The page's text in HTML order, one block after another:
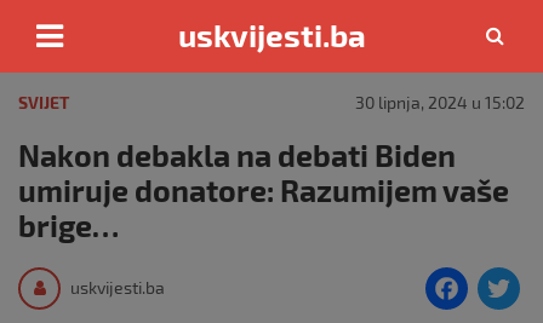
content
uskvijesti.ba
SVIJET 30 lipnja, 2024 u 15:02
Nakon debakla na debati Biden
umiruje donatore: Razumijem vaše
brige…
uskvijesti.ba
F